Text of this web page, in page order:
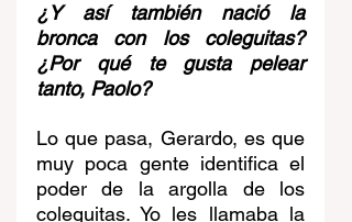
¿Y así también nació la
bronca con los coleguitas?
¿Por qué te gusta pelear
tanto, Paolo?
Lo que pasa, Gerardo, es que
muy poca gente identifica el
poder de la argolla de los
coleguitas. Yo les llamaba la